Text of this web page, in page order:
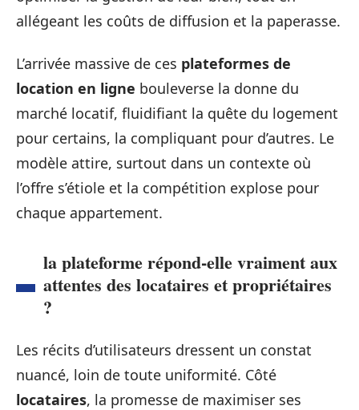
allégeant les coûts de diffusion et la paperasse.
L’arrivée massive de ces plateformes de
location en ligne bouleverse la donne du
marché locatif, fluidifiant la quête du logement
pour certains, la compliquant pour d’autres. Le
modèle attire, surtout dans un contexte où
l’offre s’étiole et la compétition explose pour
chaque appartement.
la plateforme répond-elle vraiment aux
attentes des locataires et propriétaires
?
Les récits d’utilisateurs dressent un constat
nuancé, loin de toute uniformité. Côté
locataires, la promesse de maximiser ses